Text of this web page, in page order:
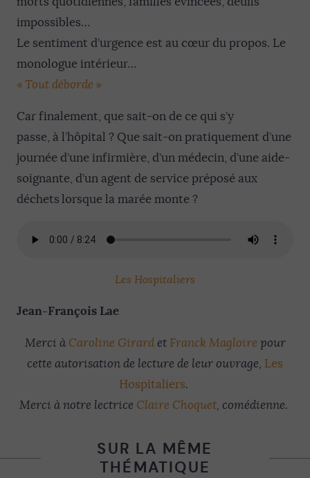
impossibles…
Le sentiment d’urgence est au cœur du propos. Le
monologue intérieur…
«Tout déborde »
Car finalement, que sait-on de ce qui s’y
passe, à l’hôpital ? Que sait-on pratiquement d’une
journée d’une infirmière, d’un médecin, d’une aide-
soignante, d’un agent de service préposé aux
déchets lorsque la marée monte ?
Les Hospitaliers
Jean-François Lae
Merci à Caroline Girard et Franck Magloire pour
cette autorisation de lecture de leur ouvrage, Les
Hospitaliers.
Merci à notre lectrice Claire Choquet, comédienne.
SUR LA MÊME
THÉMATIQUE